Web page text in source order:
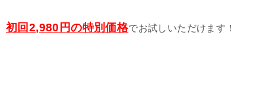
初回2,980円の特別価格でお試しいただけます！